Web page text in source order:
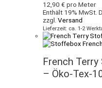
12,90 € pro Meter
Enthält 19% MwSt.
zzgl. Versand
Lieferzeit: ca. 1-2
French
– Öko-Tex-